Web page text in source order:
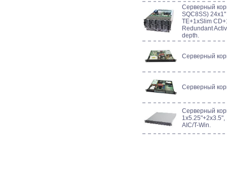
Серверный
SQC8SS)
TE+1xSlim
Redundant
depth.
Серверный
Серверный
Серверный
AIC/T-Win.